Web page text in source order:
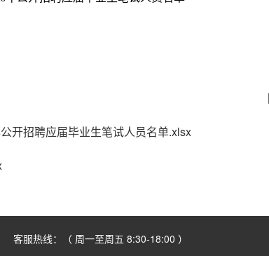
客服热线：（ 周一至周五 8:30-18:00 ）